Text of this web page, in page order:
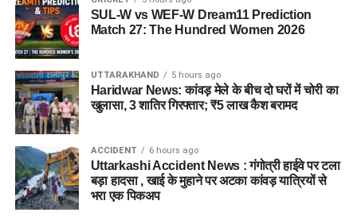
SUL-W vs WEF-W Dream11 Prediction
Match 27: The Hundred Women 2026
UTTARAKHAND 5 hours ago
Haridwar News: कांवड़ मेले के बीच दो घरों में चोरी का
खुलासा, 3 शातिर गिरफ्तार; ₹5 लाख कैश बरामद
ACCIDENT 6 hours ago
Uttarkashi Accident News : गंगोत्री हाईवे पर टला
बड़ा हादसा , खाई के मुहाने पर अटका कांवड़ यात्रियों से
भरा एक पिकअप